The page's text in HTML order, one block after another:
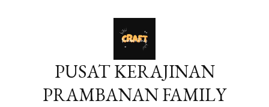
PUSAT KERAJINAN
PRAMBANAN FAMILY